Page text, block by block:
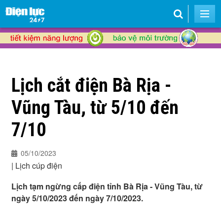
Lịch cắt điện Bà Rịa -
Vũng Tàu, từ 5/10 đến
7/10
05/10/2023
| Lịch cúp điện
Lịch tạm ngừng cấp điện tỉnh Bà Rịa - Vũng Tàu, từ
ngày 5/10/2023 đến ngày 7/10/2023.